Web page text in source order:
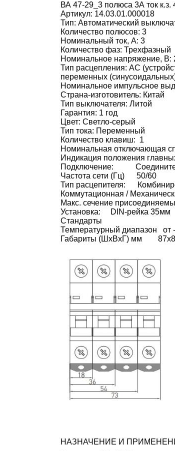
ВА 47-29_3 полюса 3А ток к.з.
Артикул: 14.03.01.000018
Тип: Автоматический
Количество полюсов: 3
Номинальный ток, А: 3
Количество фаз: Трехфазный
Номинальное напряжение, В:
Тип расцепления: AC
переменных
Номинальное импульсное
Страна-изготовитель: Китай
Тип выключателя: Литой
Гарантия: 1 год
Цвет: Светло-серый
Тип тока: Переменный
Количество клавиш: 1
Номинальная отключающая
Индикация положения
Подключение:
Частота сети (Гц)
50/60
Тип расцепителя:
Коммутационная /
Макс. сечение
Установка:
DIN-рейка 35мм
Стандарты
Температурный диапазон
от
Габариты (ШхВхГ) мм
НАЗНАЧЕНИЕ И